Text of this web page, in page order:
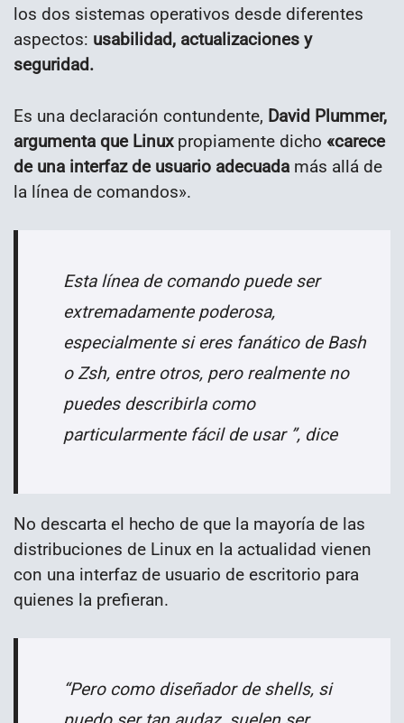
los dos sistemas operativos desde diferentes
aspectos: usabilidad, actualizaciones y
seguridad.
Es una declaración contundente, David Plummer,
argumenta que Linuxpropiamente dicho «carece
de una interfaz de usuario adecuada más allá de
la línea de comandos».
Esta línea de comando puede ser
extremadamente poderosa,
especialmente si eres fanático de Bash
o Zsh, entre otros, pero realmente no
puedes describirla como
particularmente fácil de usar ”, dice
No descarta el hecho de que la mayoría de las
distribuciones de Linux en la actualidad vienen
con una interfaz de usuario de escritorio para
quienes la prefieran.
“Pero como diseñador de shells, si